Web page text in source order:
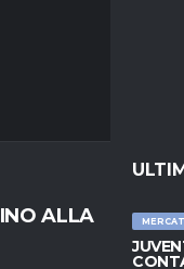
ALLA